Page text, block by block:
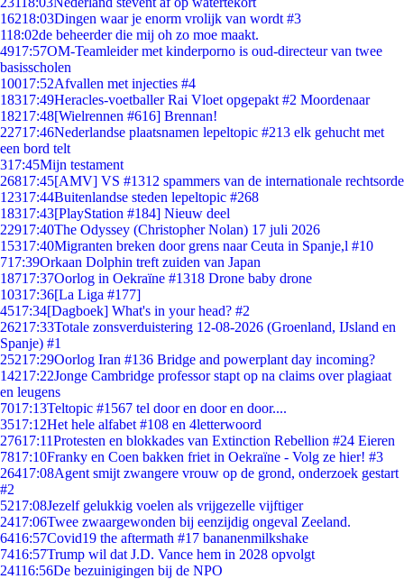
16218:03Dingen waar je enorm vrolijk van wordt #3
118:02de beheerder die mij oh zo moe maakt.
4917:57OM-Teamleider met kinderporno is oud-directeur van twee
basisscholen
10017:52Afvallen met injecties #4
18317:49Heracles-voetballer Rai Vloet opgepakt #2 Moordenaar
18217:48[Wielrennen #616] Brennan!
22717:46Nederlandse plaatsnamen lepeltopic #213 elk gehucht met
een bord telt
317:45Mijn testament
26817:45[AMV] VS #1312 spammers van de internationale rechtsorde
12317:44Buitenlandse steden lepeltopic #268
18317:43[PlayStation #184] Nieuw deel
22917:40The Odyssey (Christopher Nolan) 17 juli 2026
15317:40Migranten breken door grens naar Ceuta in Spanje,l #10
717:39Orkaan Dolphin treft zuiden van Japan
18717:37Oorlog in Oekraïne #1318 Drone baby drone
10317:36[La Liga #177]
4517:34[Dagboek] What's in your head? #2
26217:33Totale zonsverduistering 12-08-2026 (Groenland, IJsland en
Spanje) #1
25217:29Oorlog Iran #136 Bridge and powerplant day incoming?
14217:22Jonge Cambridge professor stapt op na claims over plagiaat
en leugens
7017:13Teltopic #1567 tel door en door en door....
3517:12Het hele alfabet #108 en 4letterwoord
27617:11Protesten en blokkades van Extinction Rebellion #24 Eieren
7817:10Franky en Coen bakken friet in Oekraïne - Volg ze hier! #3
26417:08Agent smijt zwangere vrouw op de grond, onderzoek gestart
#2
5217:08Jezelf gelukkig voelen als vrijgezelle vijftiger
2417:06Twee zwaargewonden bij eenzijdig ongeval Zeeland.
6416:57Covid19 the aftermath #17 bananenmilkshake
7416:57Trump wil dat J.D. Vance hem in 2028 opvolgt
24116:56De bezuinigingen bij de NPO